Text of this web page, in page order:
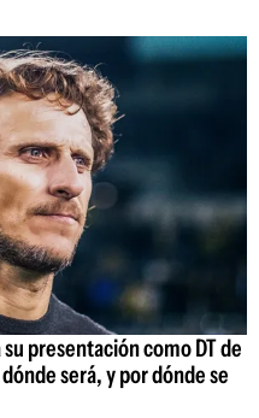
presentación como DT de
será, y por dónde se